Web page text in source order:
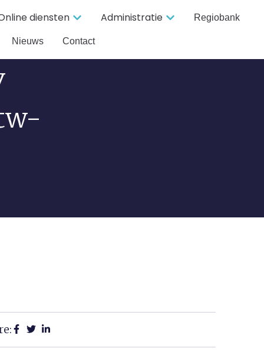
diensten Administratie Regiobank
Nieuws Contact